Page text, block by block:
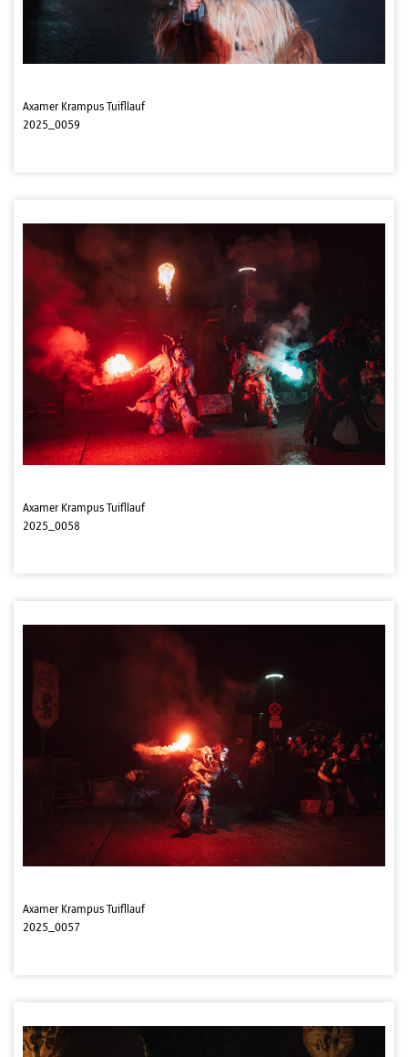
Axamer Krampus Tuifllauf
2025_0059
Axamer Krampus Tuifllauf
2025_0058
Axamer Krampus Tuifllauf
2025_0057